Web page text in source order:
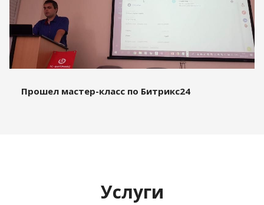
Прошел мастер-класс по Битрикс24
Услуги